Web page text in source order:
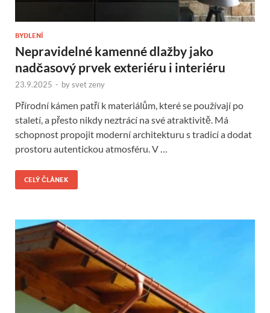
BYDLENÍ
Nepravidelné kamenné dlažby jako
nadčasový prvek exteriéru i interiéru
23.9.2025 - bysvet zeny
Přírodní kámen patří k materiálům, které se používají po
staletí, a přesto nikdy neztrácí na své atraktivitě. Má
schopnost propojit moderní architekturu s tradicí a dodat
prostoru autentickou atmosféru. V …
CELÝ ČLÁNEK